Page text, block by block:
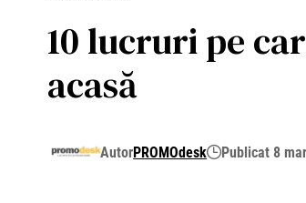
10 lucruri pe
acasă
AutorPROMOdesk Publicat 8